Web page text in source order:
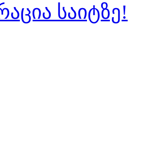
საიტზე!